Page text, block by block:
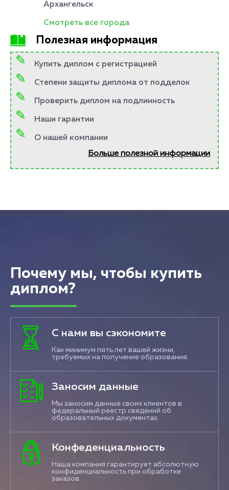
Архангельск
Смотреть все города
Полезная информация
Купить диплом с регистрацией
Степени защиты диплома от подделок
Проверить диплом на подлинность
Наши гарантии
О нашей компании
Больше полезной информации
Почему мы, чтобы купить
диплом?
С нами вы сэкономите
Как минимум пять лет вашей жизни,
требуемых на получение образования.
Заносим данные
Мы заносим данные своих клиентов в
федеральный реестр сведений об
образовательных документах.
Конфеденциальность
Наша компания гарантирует абсолютную
конфиденциальность при обработке
заказов.